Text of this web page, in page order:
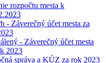
rozpočtu mesta k
- Záverečný účet mesta za
- Záverečný účet mesta
2023
správa a KÚZ za rok 2023